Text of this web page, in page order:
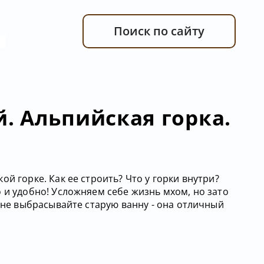
Поиск по сайту
Альпийская горка.
горке. Как ее строить? Что у горки внутри?
удобно! Усложняем себе жизнь мхом, но зато
выбрасывайте старую ванну - она отличный